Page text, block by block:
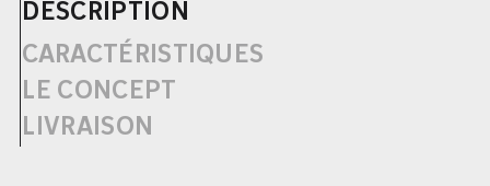
DESCRIPTION
CARACTÉRISTIQUES
LE CONCEPT
LIVRAISON